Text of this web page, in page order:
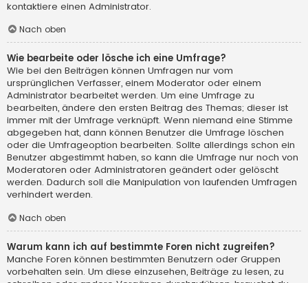
kontaktiere einen Administrator.
Nach oben
Wie bearbeite oder lösche ich eine Umfrage?
Wie bei den Beiträgen können Umfragen nur vom
ursprünglichen Verfasser, einem Moderator oder einem
Administrator bearbeitet werden. Um eine Umfrage zu
bearbeiten, ändere den ersten Beitrag des Themas; dieser ist
immer mit der Umfrage verknüpft. Wenn niemand eine Stimme
abgegeben hat, dann können Benutzer die Umfrage löschen
oder die Umfrageoption bearbeiten. Sollte allerdings schon ein
Benutzer abgestimmt haben, so kann die Umfrage nur noch von
Moderatoren oder Administratoren geändert oder gelöscht
werden. Dadurch soll die Manipulation von laufenden Umfragen
verhindert werden.
Nach oben
Warum kann ich auf bestimmte Foren nicht zugreifen?
Manche Foren können bestimmten Benutzern oder Gruppen
vorbehalten sein. Um diese einzusehen, Beiträge zu lesen, zu